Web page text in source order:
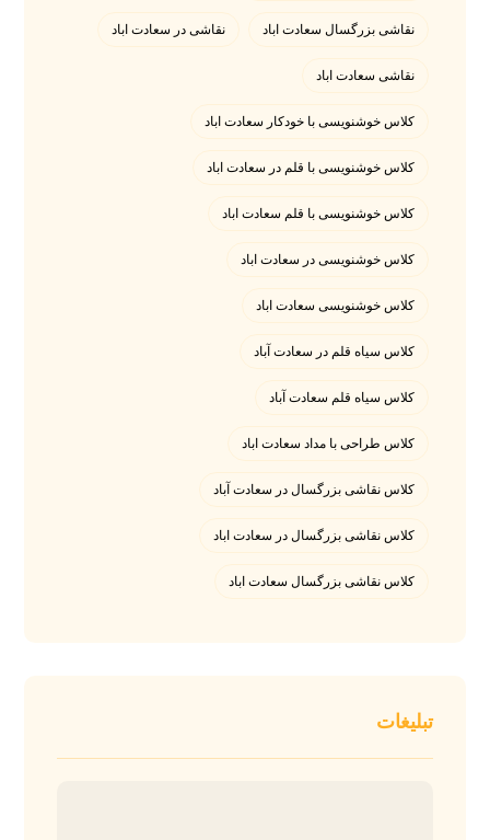
نقاشی بزرگسال سعادت اباد نقاشی در سعادت اباد
نقاشی سعادت اباد
کلاس خوشنویسی با خودکار سعادت اباد
کلاس خوشنویسی با قلم در سعادت اباد
کلاس خوشنویسی با قلم سعادت اباد
کلاس خوشنویسی در سعادت اباد
کلاس خوشنویسی سعادت اباد
کلاس سیاه قلم در سعادت آباد
کلاس سیاه قلم سعادت آباد
کلاس طراحی با مداد سعادت اباد
کلاس نقاشی بزرگسال در سعادت آباد
کلاس نقاشی بزرگسال در سعادت اباد
کلاس نقاشی بزرگسال سعادت اباد
تبلیغات